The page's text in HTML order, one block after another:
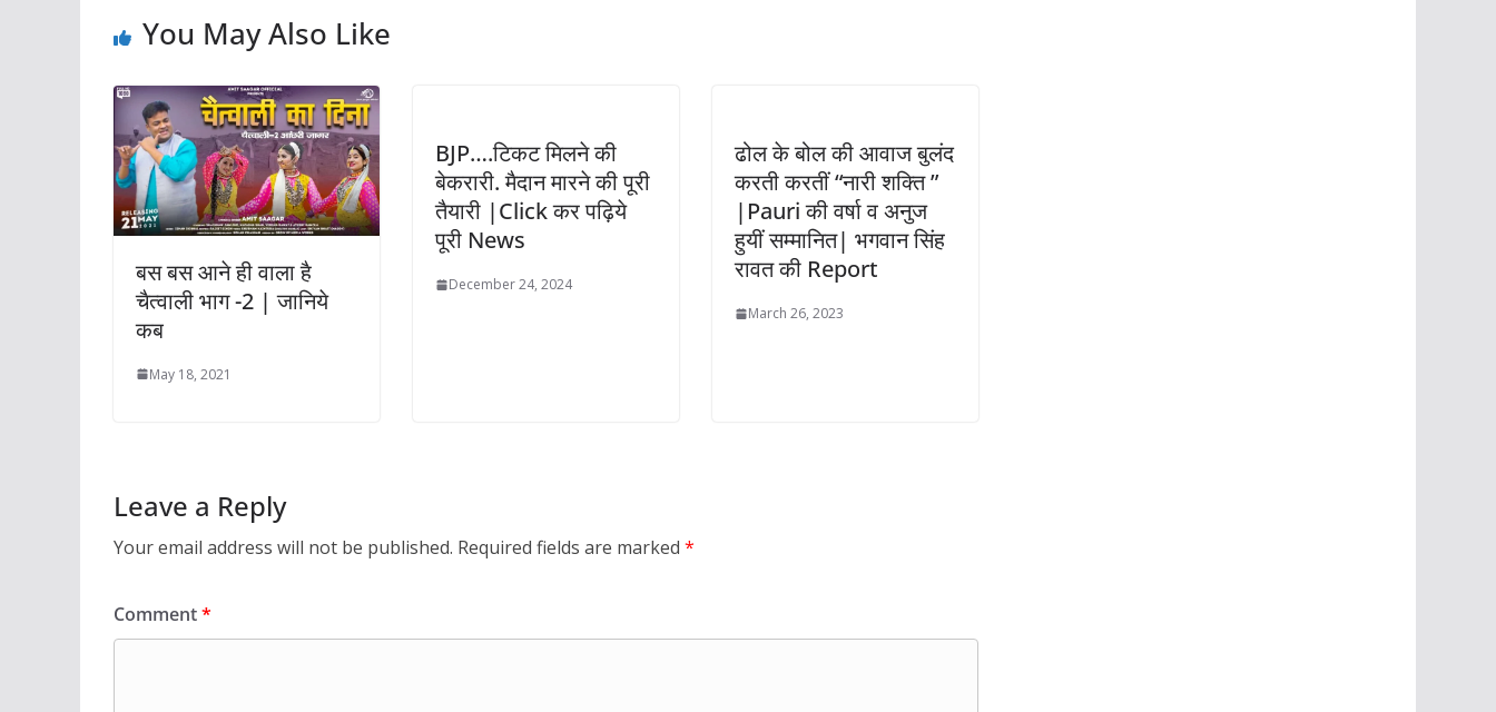
You May Also Like
बस बस आने ही वाला है
चैत्वाली भाग -2 | जानिये
कब
May 18, 2021
BJP….टिकट मिलने की
बेकरारी. मैदान मारने की पूरी
तैयारी |Click कर पढ़िये
पूरी News
December 24, 2024
ढोल के बोल की आवाज बुलंद
करती करतीं “नारी शक्ति ”
|Pauri की वर्षा व अनुज
हुयीं सम्मानित| भगवान सिंह
रावत की Report
March 26, 2023
Leave a Reply
Your email address will not be published. Required fields are marked *
Comment*